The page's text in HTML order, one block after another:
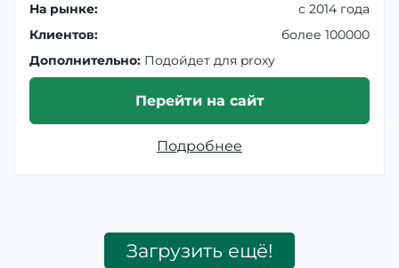
На рынке:
с 2014 года
Клиентов:
более 100000
Дополнительно: Подойдет для proxy
Перейти на сайт
Подробнее
Загрузить ещё!